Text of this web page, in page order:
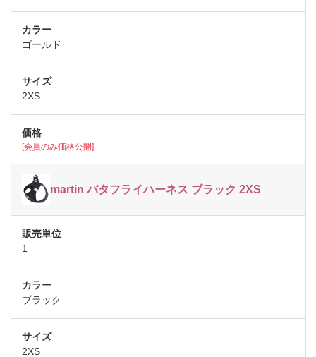
ゴールド
2XS
[会員のみ価格公開]
martin バタフライハーネス ブラック 2XS
1
ブラック
2XS